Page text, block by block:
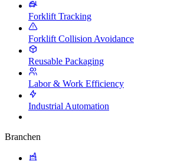
Forklift Tracking
Forklift Collision Avoidance
Reusable Packaging
Labor & Work Efficiency
Industrial Automation
Branchen